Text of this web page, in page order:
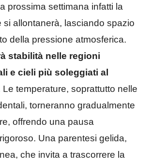
prossima settimana infatti la
si allontanerà, lasciando spazio
della pressione atmosferica.
stabilità nelle regioni
e cieli più soleggiati al
Le temperature, soprattutto nelle
torneranno gradualmente
offrendo una pausa
Una parentesi gelida,
che invita a trascorrere la